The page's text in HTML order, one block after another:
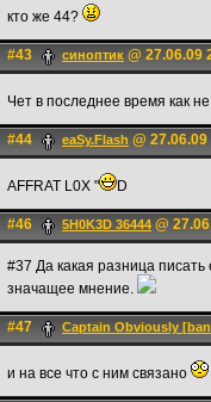
кто же 44?
#43 синоптик @ 27.06.09
Чет в последнее время как
#44 eaSy.Flash @
AFFRAT L0X " D
#46 5H0K3D 36444 @
#37 Да какая разница
значащее мнение.
#47 Captain Obviously
и на все что с ним связано